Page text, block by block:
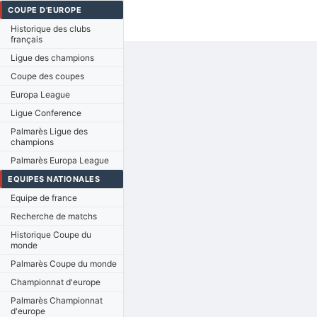
COUPE D'EUROPE
Historique des clubs
français
Ligue des champions
Coupe des coupes
Europa League
Ligue Conference
Palmarès Ligue des
champions
Palmarès Europa League
EQUIPES NATIONALES
Equipe de france
Recherche de matchs
Historique Coupe du
monde
Palmarès Coupe du monde
Championnat d'europe
Palmarès Championnat
d'europe